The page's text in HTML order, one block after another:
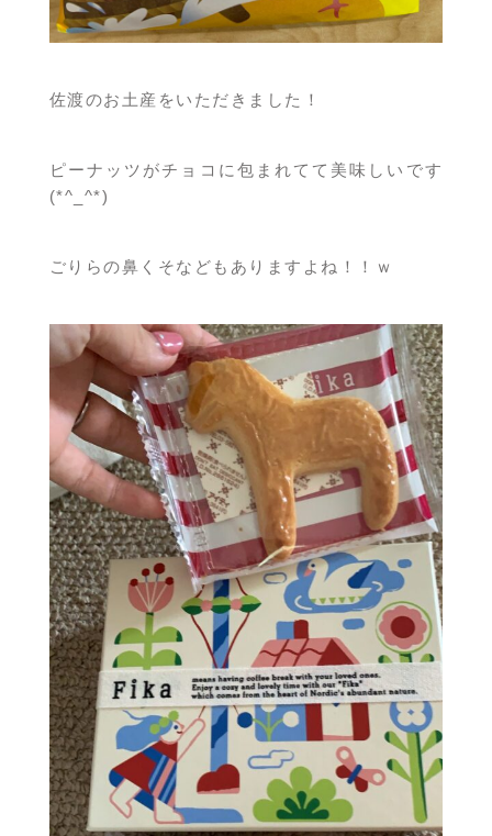
佐渡のお土産をいただきました！
ピーナッツがチョコに包まれてて美味しいです
(*^_^*)
ごりらの鼻くそなどもありますよね！！ｗ